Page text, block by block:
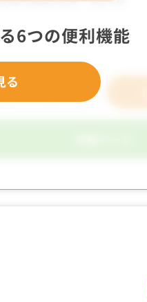
6つの便利機能
る